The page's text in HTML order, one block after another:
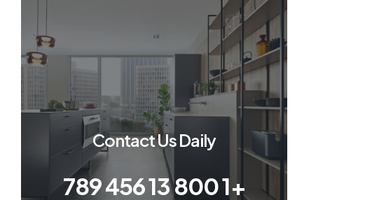
Contact Us Daily
+1 800 13 456 789